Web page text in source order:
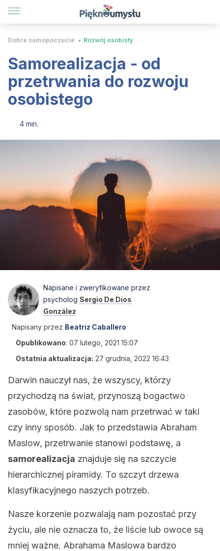
Dobre samopoczucie Rozwój osobisty
Samorealizacja - od
przetrwania do rozwoju
osobistego
4 min.
Napisane i zweryfikowane przez
psycholog Sergio De Dios
González
Napisany przez Beatriz Caballero
Opublikowano: 07 lutego, 2021 15:07
Ostatnia aktualizacja: 27 grudnia, 2022 16:43
Darwin nauczył nas, że wszyscy, którzy
przychodzą na świat, przynoszą bogactwo
zasobów, które pozwolą nam przetrwać w taki
czy inny sposób. Jak to przedstawia Abraham
Maslow, przetrwanie stanowi podstawę, a
samorealizacja znajduje się na szczycie
hierarchicznej piramidy. To szczyt drzewa
klasyfikacyjnego naszych potrzeb.
Nasze korzenie pozwalają nam pozostać przy
życiu, ale nie oznacza to, że liście lub owoce są
mniej ważne. Abrahama Maslowa bardzo